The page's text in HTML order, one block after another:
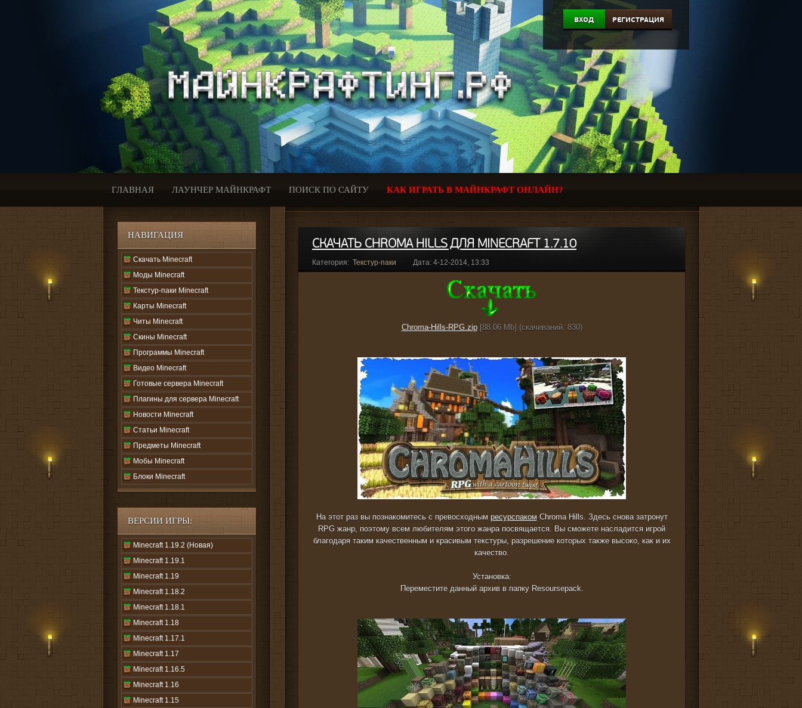
ВХОД РЕГИСТРАЦИЯ
ГЛАВНАЯ ЛАУНЧЕР МАЙНКРАФТ ПОИСК ПО САЙТУ КАК ИГРАТЬ В МАЙНКРАФТ ОНЛАЙН?
НАВИГАЦИЯ
Скачать Minecraft
Моды Minecraft
Текстур-паки Minecraft
Карты Minecraft
Читы Minecraft
Скины Minecraft
Программы Minecraft
Видео Minecraft
Готовые сервера Minecraft
Плагины для сервера Minecraft
Новости Minecraft
Статьи Minecraft
Предметы Minecraft
Мобы Minecraft
Блоки Minecraft
ВЕРСИИ ИГРЫ:
Minecraft 1.19.2 (Новая)
Minecraft 1.19.1
Minecraft 1.19
Minecraft 1.18.2
Minecraft 1.18.1
Minecraft 1.18
Minecraft 1.17.1
Minecraft 1.17
Minecraft 1.16.5
Minecraft 1.16
Minecraft 1.15
СКАЧАТЬ CHROMA HILLS ДЛЯ MINECRAFT 1.7.10
Категория: Текстур-паки Дата: 4-12-2014, 13:33
Chroma-Hills-RPG.zip[88.06 Mb] (cкачиваний: 830)
На этот раз вы познакомитесь с превосходным ресурспаком Chroma Hills. Здесь снова затронут
RPG жанр, поэтому всем любителям этого жанра посвящается. Вы сможете насладится игрой
благодаря таким качественным и красивым текстуры, разрешение которых также высоко, как и их
качество.
Установка:
Переместите данный архив в папку Resoursepack.